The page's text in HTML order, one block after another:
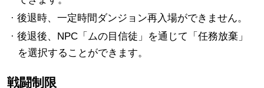
· 後退時、一定時間ダンジョン再入場ができません。
· 後退後、NPC「ムの目信徒」を通じて「任務放棄」
を選択することができます。
戦闘制限